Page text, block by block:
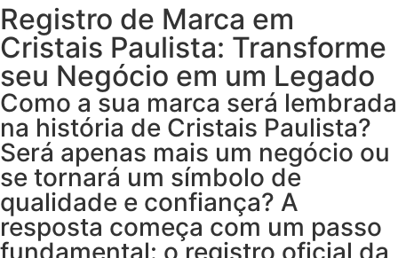
Registro de Marca em
Cristais Paulista: Transforme
seu Negócio em um Legado
Como a sua marca será lembrada
na história de Cristais Paulista?
Será apenas mais um negócio ou
se tornará um símbolo de
qualidade e confiança? A
resposta começa com um passo
fundamental: o registro oficial da